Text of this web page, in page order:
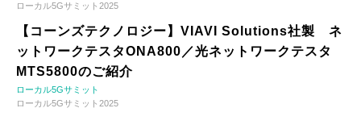
ローカル5Gサミット2025
【コーンズテクノロジー】VIAVI Solutions社製 ネ
ットワークテスタONA800／光ネットワークテスタ
MTS5800のご紹介
ローカル5Gサミット
ローカル5Gサミット2025